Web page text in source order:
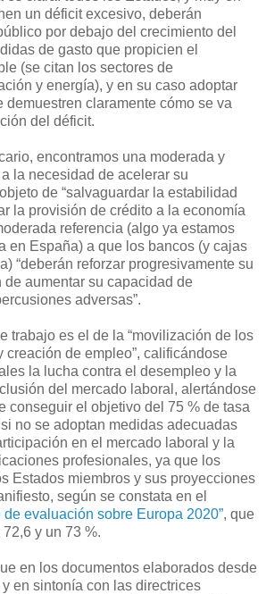
un déficit excesivo, deberán
por debajo del crecimiento del
de gasto que propicien el
(se citan los sectores de
y energía), y en su caso adoptar
demuestren claramente cómo se va
del déficit.
encontramos una moderada y
la necesidad de acelerar su
de “salvaguardar la estabilidad
la provisión de crédito a la economía
referencia (algo ya estamos
en España) a que los bancos (y cajas
“deberán reforzar progresivamente su
de aumentar su capacidad de
adversas”.
trabajo es el de la “movilización de los
creación de empleo”, calificándose
la lucha contra el desempleo y la
del mercado laboral, alertándose
conseguir el objetivo del 75 % de tasa
no se adoptan medidas adecuadas
en el mercado laboral y la
profesionales, ya que los
Estados miembros y sus proyecciones
según se constata en el
de evaluación sobre Europa 2020”, que
y un 73 %.
en los documentos elaborados desde
en sintonía con las directrices